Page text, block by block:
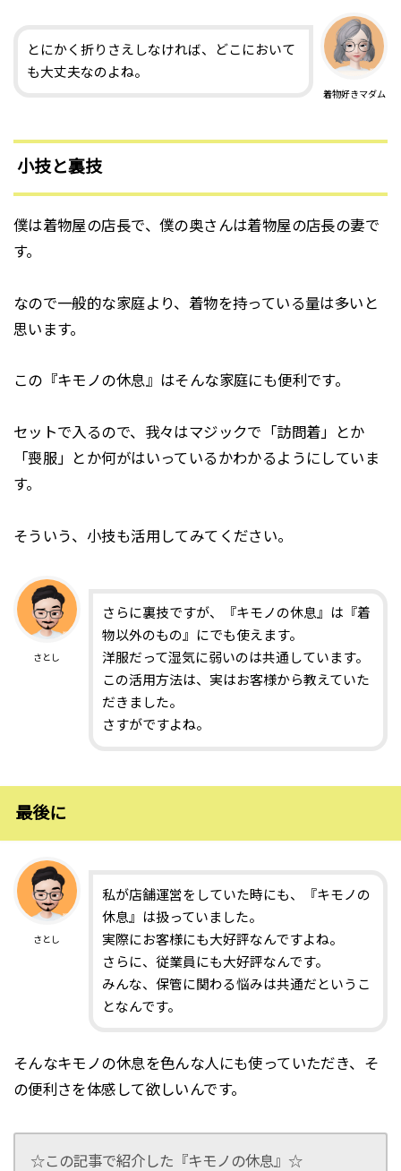
着物好きマダム
とにかく折りさえしなければ、どこにおいて
も大丈夫なのよね。
小技と裏技
僕は着物屋の店長で、僕の奥さんは着物屋の店長の妻で
す。
なので一般的な家庭より、着物を持っている量は多いと
思います。
この『キモノの休息』はそんな家庭にも便利です。
セットで入るので、我々はマジックで「訪問着」とか
「喪服」とか何がはいっているかわかるようにしていま
す。
そういう、小技も活用してみてください。
さとし
さらに裏技ですが、『キモノの休息』は『着
物以外のもの』にでも使えます。
洋服だって湿気に弱いのは共通しています。
この活用方法は、実はお客様から教えていた
だきました。
さすがですよね。
最後に
さとし
私が店舗運営をしていた時にも、『キモノの
休息』は扱っていました。
実際にお客様にも大好評なんですよね。
さらに、従業員にも大好評なんです。
みんな、保管に関わる悩みは共通だというこ
となんです。
そんなキモノの休息を色んな人にも使っていただき、そ
の便利さを体感して欲しいんです。
☆この記事で紹介した『キモノの休息』☆